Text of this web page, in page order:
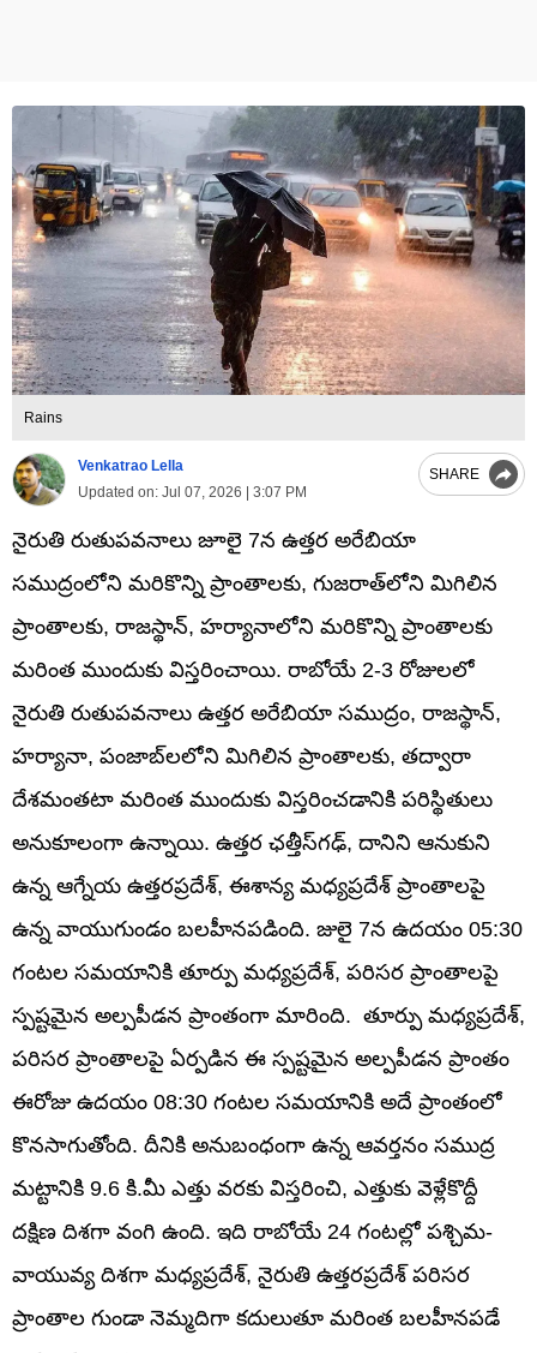
Rains
Venkatrao Lella
Updated on: Jul 07, 2026 | 3:07 PM
SHARE
నైరుతి రుతుపవనాలు జూలై 7న ఉత్తర అరేబియా
సముద్రంలోని మరికొన్ని ప్రాంతాలకు, గుజరాత్‌లోని మిగిలిన
ప్రాంతాలకు, రాజస్థాన్, హర్యానాలోని మరికొన్ని ప్రాంతాలకు
మరింత ముందుకు విస్తరించాయి. రాబోయే 2-3 రోజులలో
నైరుతి రుతుపవనాలు ఉత్తర అరేబియా సముద్రం, రాజస్థాన్,
హర్యానా, పంజాబ్‌లలోని మిగిలిన ప్రాంతాలకు, తద్వారా
దేశమంతటా మరింత ముందుకు విస్తరించడానికి పరిస్థితులు
అనుకూలంగా ఉన్నాయి. ఉత్తర ఛత్తీస్‌గఢ్, దానిని ఆనుకుని
ఉన్న ఆగ్నేయ ఉత్తరప్రదేశ్, ఈశాన్య మధ్యప్రదేశ్ ప్రాంతాలపై
ఉన్న వాయుగుండం బలహీనపడింది. జులై 7న ఉదయం 05:30
గంటల సమయానికి తూర్పు మధ్యప్రదేశ్, పరిసర ప్రాంతాలపై
స్పష్టమైన అల్పపీడన ప్రాంతంగా మారింది. తూర్పు మధ్యప్రదేశ్,
పరిసర ప్రాంతాలపై ఏర్పడిన ఈ స్పష్టమైన అల్పపీడన ప్రాంతం
ఈరోజు ఉదయం 08:30 గంటల సమయానికి అదే ప్రాంతంలో
కొనసాగుతోంది. దీనికి అనుబంధంగా ఉన్న ఆవర్తనం సముద్ర
మట్టానికి 9.6 కి.మీ ఎత్తు వరకు విస్తరించి, ఎత్తుకు వెళ్లేకొద్దీ
దక్షిణ దిశగా వంగి ఉంది. ఇది రాబోయే 24 గంటల్లో పశ్చిమ-
వాయువ్య దిశగా మధ్యప్రదేశ్, నైరుతి ఉత్తరప్రదేశ్ పరిసర
ప్రాంతాల గుండా నెమ్మదిగా కదులుతూ మరింత బలహీనపడే